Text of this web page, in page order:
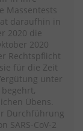
Massentests
daraufhin in
2020 die
2020
Rechtspflicht
für die Zeit
unter
Übens.
Durchführung
SARS-CoV-2